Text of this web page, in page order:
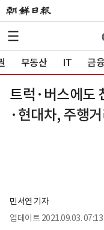
부동산 IT 금융
트럭·버스에도
·현대차, 주행
민서연 기자
업데이트 2021.09.03. 07:13